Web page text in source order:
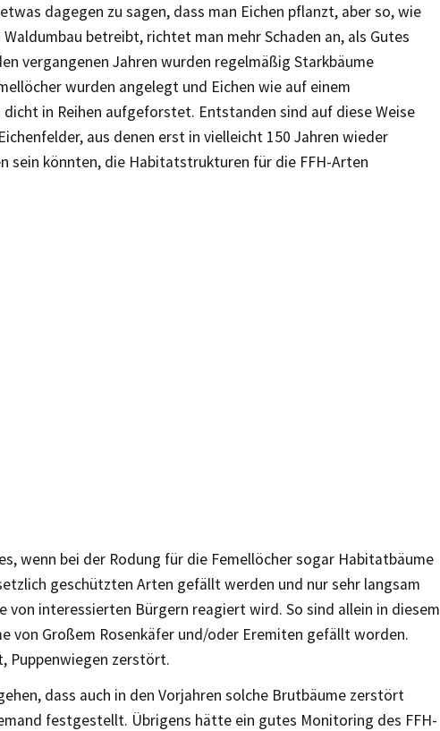
dagegen zu sagen, dass man Eichen pflanzt, aber so, wie
betreibt, richtet man mehr Schaden an, als Gutes
vergangenen Jahren wurden regelmäßig Starkbäume
wurden angelegt und Eichen wie auf einem
in Reihen aufgeforstet. Entstanden sind auf diese Weise
aus denen erst in vielleicht 150 Jahren wieder
sein könnten, die Habitatstrukturen für die FFH-Arten
wenn bei der Rodung für die Femellöcher sogar Habitatbäume
geschützten Arten gefällt werden und nur sehr langsam
von interessierten Bürgern reagiert wird. So sind allein in diesem
von Großem Rosenkäfer und/oder Eremiten gefällt worden.
Puppenwiegen zerstört.
dass auch in den Vorjahren solche Brutbäume zerstört
festgestellt. Übrigens hätte ein gutes Monitoring des FFH-